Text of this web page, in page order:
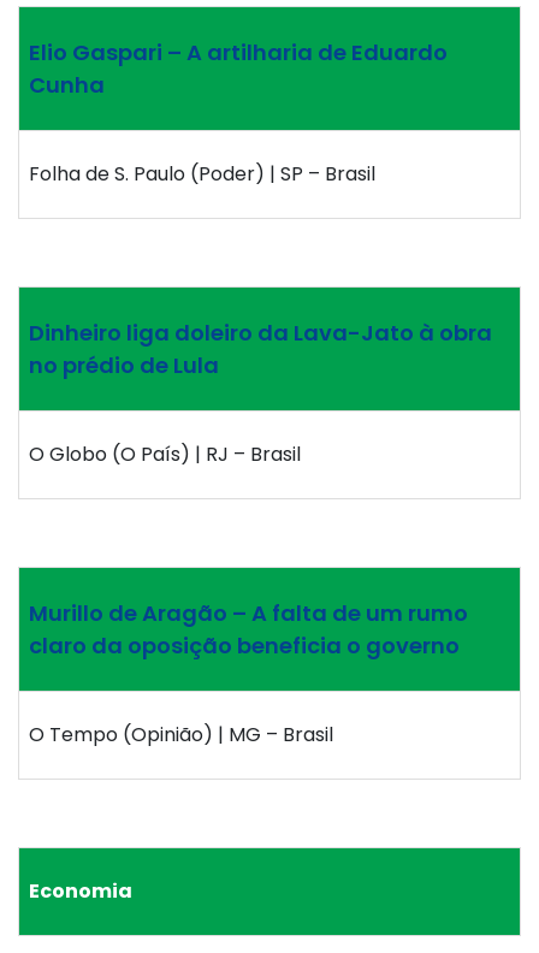
Elio Gaspari – A artilharia de Eduardo
Cunha
Folha de S. Paulo (Poder) | SP – Brasil
Dinheiro liga doleiro da Lava-Jato à obra
no prédio de Lula
O Globo (O País) | RJ – Brasil
Murillo de Aragão – A falta de um rumo
claro da oposição beneficia o governo
O Tempo (Opinião) | MG – Brasil
Economia